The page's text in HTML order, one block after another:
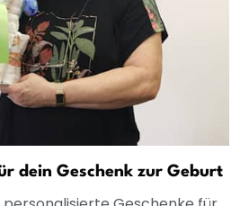
dein Geschenk zur Geburt